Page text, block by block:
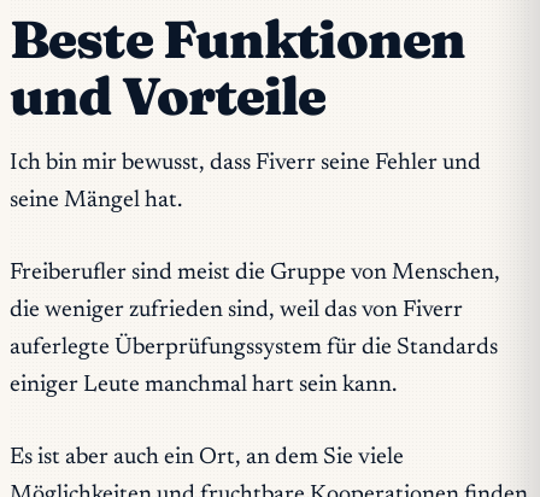
Beste Funktionen
und Vorteile
Ich bin mir bewusst, dass Fiverr seine Fehler und
seine Mängel hat.
Freiberufler sind meist die Gruppe von Menschen,
die weniger zufrieden sind, weil das von Fiverr
auferlegte Überprüfungssystem für die Standards
einiger Leute manchmal hart sein kann.
Es ist aber auch ein Ort, an dem Sie viele